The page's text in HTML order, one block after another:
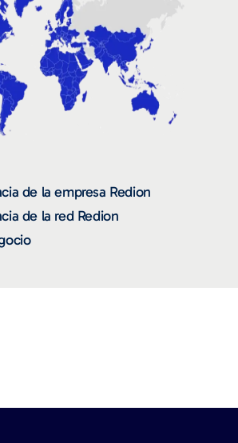
de la empresa Redion
de la red Redion